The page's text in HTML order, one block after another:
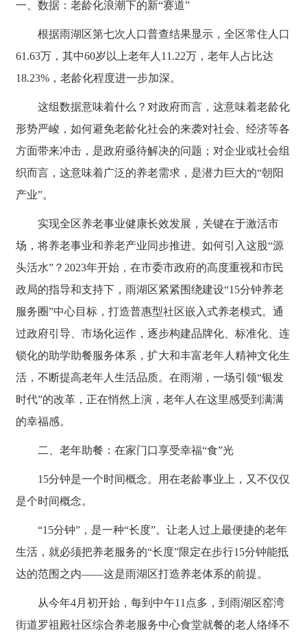
一、数据：老龄化浪潮下的新“赛道”
根据雨湖区第七次人口普查结果显示，全区常住人口
61.63万，其中60岁以上老年人11.22万，老年人占比达
18.23%，老龄化程度进一步加深。
这组数据意味着什么？对政府而言，这意味着老龄化
形势严峻，如何避免老龄化社会的来袭对社会、经济等各
方面带来冲击，是政府亟待解决的问题；对企业或社会组
织而言，这意味着广泛的养老需求，是潜力巨大的“朝阳
产业”。
实现全区养老事业健康长效发展，关键在于激活市
场，将养老事业和养老产业同步推进。如何引入这股“源
头活水”？2023年开始，在市委市政府的高度重视和市民
政局的指导和支持下，雨湖区紧紧围绕建设“15分钟养老
服务圈”中心目标，打造普惠型社区嵌入式养老模式。通
过政府引导、市场化运作，逐步构建品牌化、标准化、连
锁化的助学助餐服务体系，扩大和丰富老年人精神文化生
活，不断提高老年人生活品质。在雨湖，一场引领“银发
时代”的改革，正在悄然上演，老年人在这里感受到满满
的幸福感。
二、老年助餐：在家门口享受幸福“食”光
15分钟是一个时间概念。用在老龄事业上，又不仅仅
是个时间概念。
“15分钟”，是一种“长度”。让老人过上最便捷的老年
生活，就必须把养老服务的“长度”限定在步行15分钟能抵
达的范围之内——这是雨湖区打造养老体系的前提。
从今年4月初开始，每到中午11点多，到雨湖区窑湾
街道罗祖殿社区综合养老服务中心食堂就餐的老人络绎不